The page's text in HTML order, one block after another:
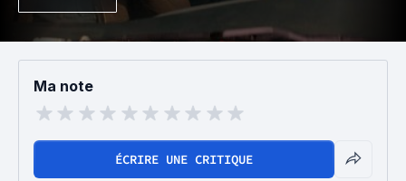
Ma note
ÉCRIRE UNE CRITIQUE